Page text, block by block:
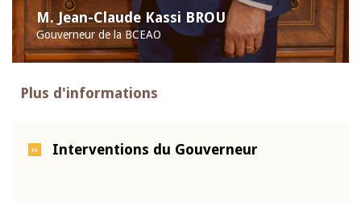
M. Jean-Claude Kassi BROU
Gouverneur de la BCEAO
Plus d'informations
Interventions du Gouverneur